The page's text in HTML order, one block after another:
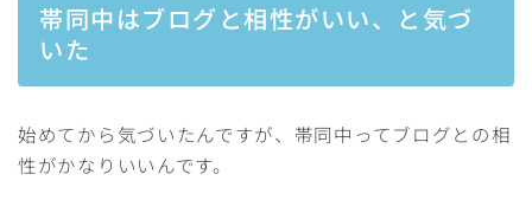
帯同中はブログと相性がいい、と気づ
いた
始めてから気づいたんですが、帯同中ってブログとの相
性がかなりいいんです。